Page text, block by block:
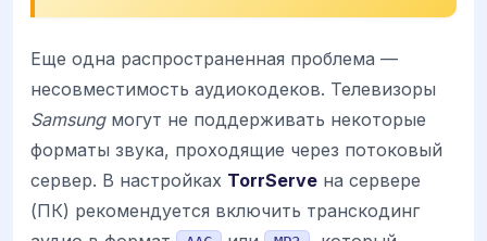
Еще одна распространенная проблема —
несовместимость аудиокодеков. Телевизоры
Samsungмогут не поддерживать некоторые
форматы звука, проходящие через потоковый
сервер. В настройках TorrServe на сервере
(ПК) рекомендуется включить транскодинг